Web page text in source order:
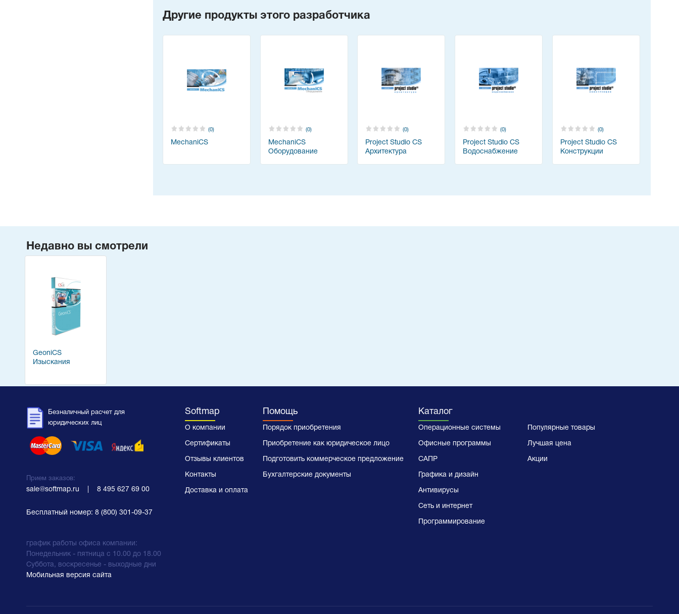
Другие продукты этого разработчика
(0)
MechaniCS
(0)
MechaniCS
Оборудование
(0)
Project Studio CS
Архитектура
(0)
Project Studio CS
Водоснабжение
(0)
Project Studio CS
Конструкции
Недавно вы смотрели
GeoniCS
Изыскания
Безналичный расчет для
юридических лиц
Прием заказов:
sale@softmap.ru 8 495 627 69 00
Бесплатный номер: 8 (800) 301-09-37
график работы офиса компании:
Понедельник - пятница с 10.00 до 18.00
Суббота, воскресенье - выходные дни
Softmap
О компании
Сертификаты
Отзывы клиентов
Контакты
Доставка и оплата
Помощь
Порядок приобретения
Приобретение как юридическое лицо
Подготовить коммерческое предложение
Бухгалтерские документы
Каталог
Операционные системы
Офисные программы
САПР
Графика и дизайн
Антивирусы
Сеть и интернет
Программирование
Популярные товары
Лучшая цена
Акции
Мобильная версия сайта